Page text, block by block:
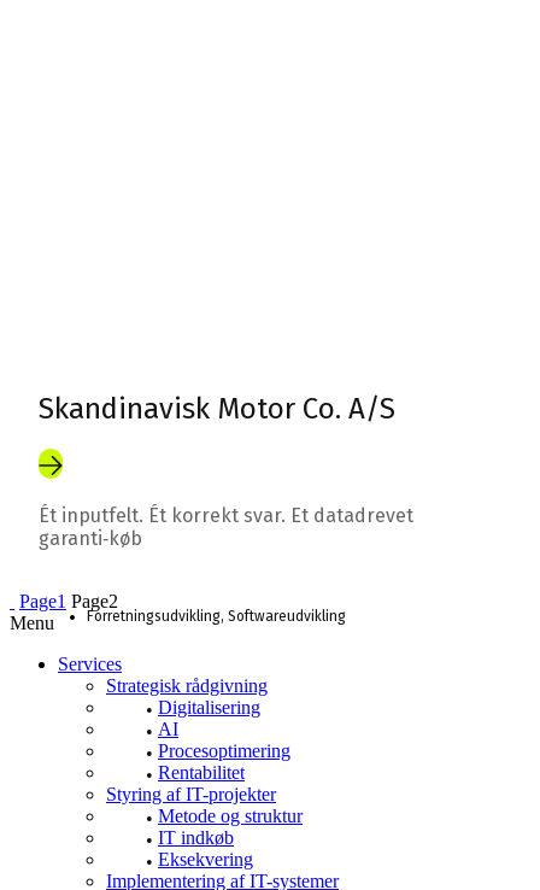
Skandinavisk Motor Co. A/S
Ét inputfelt. Ét korrekt svar. Et datadrevet
garanti‑køb
Forretningsudvikling, Softwareudvikling
Page1 Page2
Menu
Services
Strategisk rådgivning
Digitalisering
AI
Procesoptimering
Rentabilitet
Styring af IT-projekter
Metode og struktur
IT indkøb
Eksekvering
Implementering af IT-systemer